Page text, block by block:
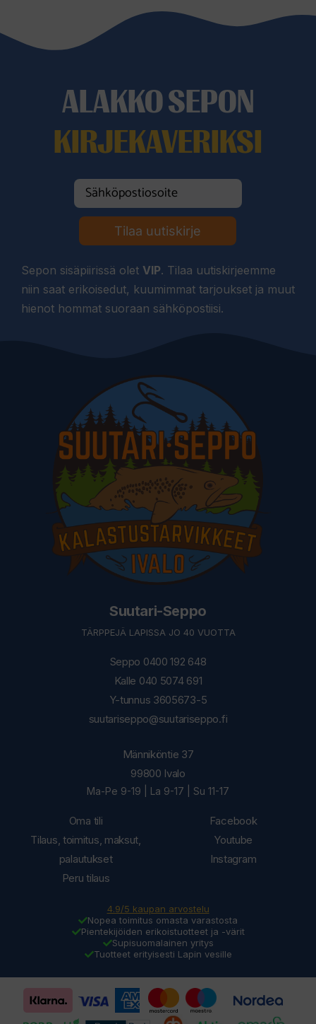
ALAKKO SEPON
KIRJEKAVERIKSI
Tilaa uutiskirje
Sepon sisäpiirissä olet VIP. Tilaa uutiskirjeemme
niin saat erikoisedut, kuumimmat tarjoukset ja muut
hienot hommat suoraan sähköpostiisi.
Suutari-Seppo
TÄRPPEJÄ LAPISSA JO 40 VUOTTA
Seppo 0400 192 648
Kalle 040 5074 691
Y-tunnus 3605673-5
suutariseppo@suutariseppo.fi
Oma tili
Tilaus, toimitus, maksut,
palautukset
Peru tilaus
Männiköntie 37
99800 Ivalo
Ma-Pe 9-19 | La 9-17 | Su 11-17
Facebook
Youtube
Instagram
4.9/5 kaupan arvostelu
Nopea toimitus omasta varastosta
Pientekijöiden erikoistuotteet ja -värit
Supisuomalainen yritys
Tuotteet erityisesti Lapin vesille